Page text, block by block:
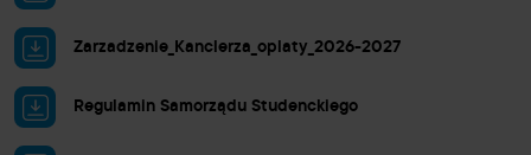
Zarzadzenie_Kanclerza_oplaty_2026-2027
Regulamin Samorządu Studenckiego